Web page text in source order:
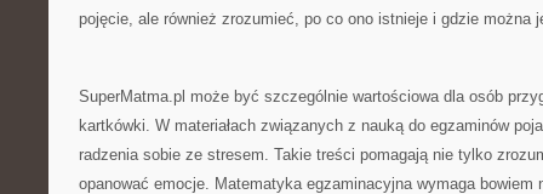
pojęcie, ale również zrozumieć, po co ono istnieje i gdzie można
SuperMatma.pl może być szczególnie wartościowa dla osób
kartkówki. W materiałach związanych z nauką do egzaminów
radzenia sobie ze stresem. Takie treści pomagają nie tylko
opanować emocje. Matematyka egzaminacyjna wymaga bowiem